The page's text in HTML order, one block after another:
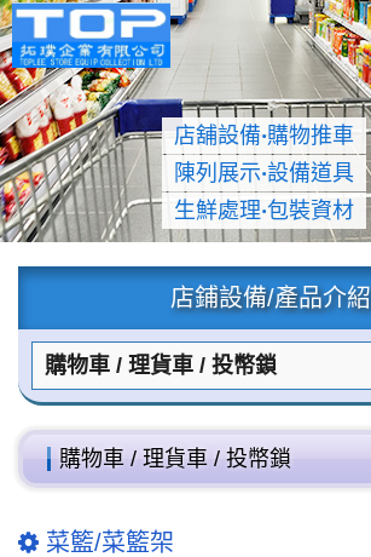
店舖設備‧購物推車
陳列展示‧設備道具
生鮮處理‧包裝資材
店鋪設備/產品介紹
購物車 / 理貨車 / 投幣鎖
購物車 / 理貨車 / 投幣鎖
菜籃/菜籃架